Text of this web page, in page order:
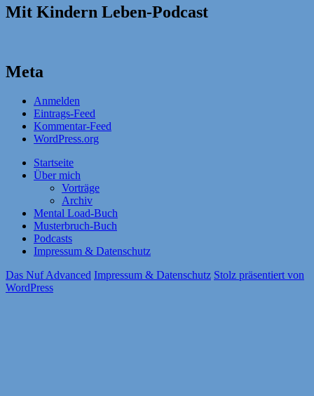
Mit Kindern Leben-Podcast
Meta
Anmelden
Eintrags-Feed
Kommentar-Feed
WordPress.org
Startseite
Über mich
Vorträge
Archiv
Mental Load-Buch
Musterbruch-Buch
Podcasts
Impressum & Datenschutz
Das Nuf Advanced Impressum & Datenschutz Stolz präsentiert von
WordPress